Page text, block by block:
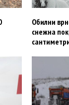
Обилни
снежна